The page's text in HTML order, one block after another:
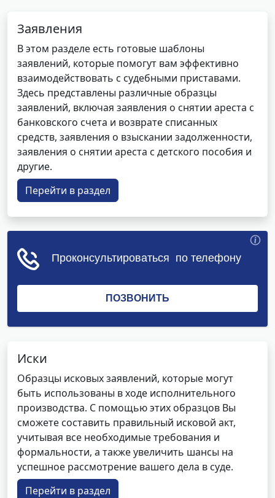
Заявления
В этом разделе есть готовые шаблоны
заявлений, которые помогут вам эффективно
взаимодействовать с судебными приставами.
Здесь представлены различные образцы
заявлений, включая заявления о снятии ареста с
банковского счета и возврате списанных
средств, заявления о взыскании задолженности,
заявления о снятии ареста с детского пособия и
другие.
Перейти в раздел
Иски
Образцы исковых заявлений, которые могут
быть использованы в ходе исполнительного
производства. С помощью этих образцов Вы
сможете составить правильный исковой акт,
учитывая все необходимые требования и
формальности, а также увеличить шансы на
успешное рассмотрение вашего дела в суде.
Перейти в раздел